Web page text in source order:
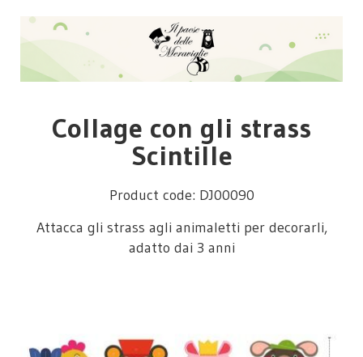
Collage con gli strass
Scintille
Product code: DJ00090
Attacca gli strass agli animaletti per decorarli,
adatto dai 3 anni